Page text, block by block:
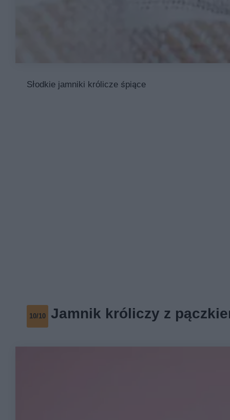
Słodkie jamniki królicze śpiące
10/10 Jamnik króliczy z